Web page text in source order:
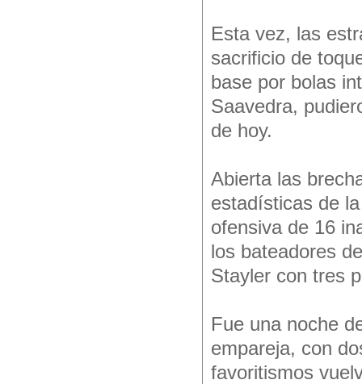
Esta vez, las
sacrificio de
base por bolas
Saavedra,
de hoy.
Abierta las
estadísticas de
ofensiva de 16
los bateadores
Stayler con tres
Fue una noche
empareja, con
favoritismos